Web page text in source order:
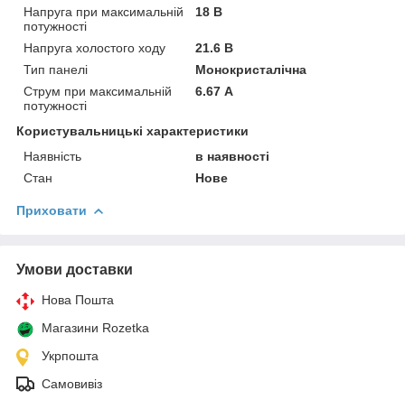
Напруга при максимальній
потужності
18 В
Напруга холостого ходу
21.6 В
Тип панелі
Монокристалічна
Струм при максимальній
потужності
6.67 А
Користувальницькі характеристики
Наявність
в наявності
Стан
Нове
Приховати
Умови доставки
Нова Пошта
Магазини Rozetka
Укрпошта
Самовивіз